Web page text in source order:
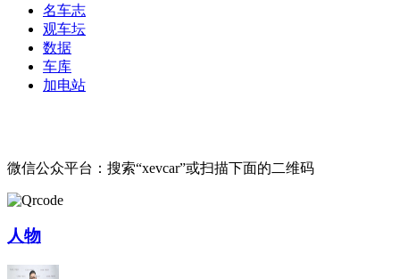
名车志
观车坛
数据
车库
加电站
微信公众平台：搜索“xevcar”或扫描下面的二维码
人物